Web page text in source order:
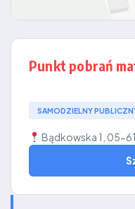
Punkt pobrań
SAMODZIELNY
Bądkowska 1, 05-